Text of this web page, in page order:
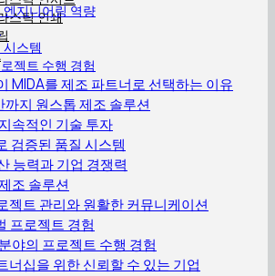
스틱 인쇄
엔지니어링 역량
스템
젝트 수행 경험
MIDA를 제조 파트너로 선택하는 이유
까지 원스톱 제조 솔루션
속적인 기술 투자
검증된 품질 시스템
능력과 기업 경쟁력
조 솔루션
젝트 관리와 원활한 커뮤니케이션
프로젝트 경험
야의 프로젝트 수행 경험
너십을 위한 신뢰할 수 있는 기업